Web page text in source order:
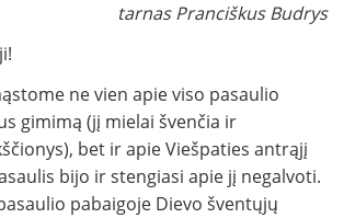
tarnas Pranciškus Budrys
ne vien apie viso pasaulio
gimimą (jį mielai švenčia ir
bet ir apie Viešpaties antrąjį
bijo ir stengiasi apie jį negalvoti.
pabaigoje Dievo šventųjų